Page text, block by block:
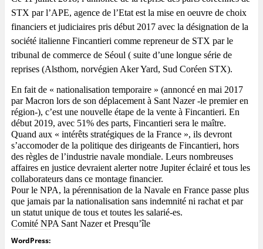
STX par l’APE, agence de l’Etat est la mise en oeuvre de choix
financiers et judiciaires pris début 2017 avec la désignation de la
société italienne Fincantieri comme repreneur de STX par le
tribunal de commerce de Séoul ( suite d’une longue série de
reprises (Alsthom, norvégien Aker Yard, Sud Coréen STX).
En fait de « nationalisation temporaire » (annoncé en mai 2017
par Macron lors de son déplacement à Sant Nazer -le premier en
région-), c’est une nouvelle étape de la vente à Fincantieri. En
début 2019, avec 51% des parts, Fincantieri sera le maître.
Quand aux « intérêts stratégiques de la France », ils devront
s’accomoder de la politique des dirigeants de Fincantieri, hors
des règles de l’industrie navale mondiale. Leurs nombreuses
affaires en justice devraient alerter notre Jupiter éclairé et tous les
collaborateurs dans ce montage financier.
Pour le NPA, la pérennisation de la Navale en France passe plus
que jamais par la nationalisation sans indemnité ni rachat et par
un statut unique de tous et toutes les salarié-es.
Comité NPA Sant Nazer et Presqu’île
WordPress: